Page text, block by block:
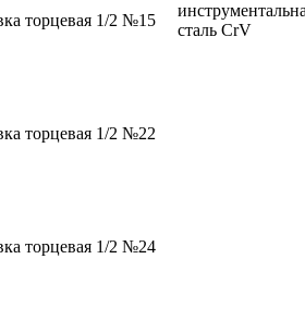
торцевая 1/2 №15
сталь CrV
торцевая 1/2 №22
торцевая 1/2 №24